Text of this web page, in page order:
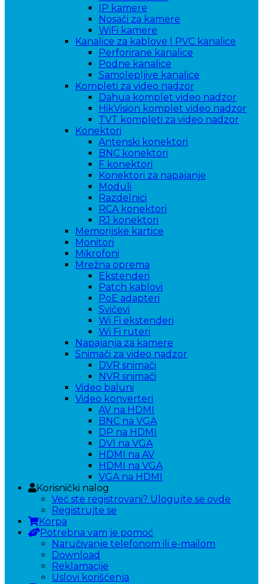
IP kamere
Nosači za kamere
WiFi kamere
Kanalice za kablove | PVC kanalice
Perforirane kanalice
Podne kanalice
Samolepljive kanalice
Kompleti za video nadzor
Dahua komplet video nadzor
HikVision komplet video nadzor
TVT kompleti za video nadzor
Konektori
Antenski konektori
BNC konektori
F konektori
Konektori za napajanje
Moduli
Razdelnici
RCA konektori
RJ konektori
Memorijske kartice
Monitori
Mikrofoni
Mrežna oprema
Ekstenderi
Patch kablovi
PoE adapteri
Svičevi
Wi Fi ekstenderi
Wi Fi ruteri
Napajanja za kamere
Snimači za video nadzor
DVR snimači
NVR snimači
Video baluni
Video konverteri
AV na HDMI
BNC na VGA
DP na HDMI
DVI na VGA
HDMI na AV
HDMI na VGA
VGA na HDMI
Korisnički nalog
Već ste registrovani? Ulogujte se ovde
Registrujte se
Korpa
Potrebna vam je pomoć
Naručivanje telefonom ili e-mailom
Download
Reklamacije
Uslovi korišćenja